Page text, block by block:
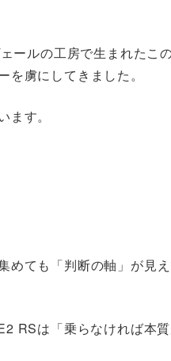
ルの工房で生まれたこ
虜にしてきました。
す。
ても「判断の軸」が見
RSは「乗らなければ本